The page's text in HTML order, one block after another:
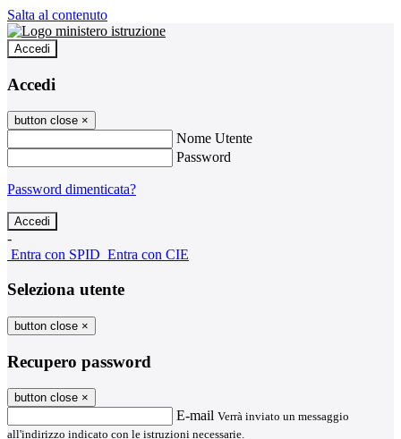
Salta al contenuto
Accedi
Accedi
button close ×
Nome Utente
Password
Password dimenticata?
-
Entra con SPID Entra con CIE
Seleziona utente
button close ×
Recupero password
button close ×
E-mail Verrà inviato un messaggio
all'indirizzo indicato con le istruzioni necessarie.